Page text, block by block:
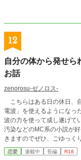
む「悪
12
自分の体から発せら
お話
zenorosu-ゼノロス-
こちらはある日の休日、
電波」を使えるようになっ
波の力を使って成し遂げ
汚染などのMC系の小説が
きますのでぜひ、ごゆっく
恋愛 連載中 長編 R18